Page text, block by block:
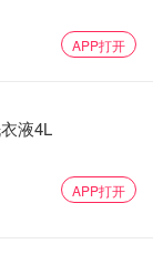
APP打开
液4L
APP打开